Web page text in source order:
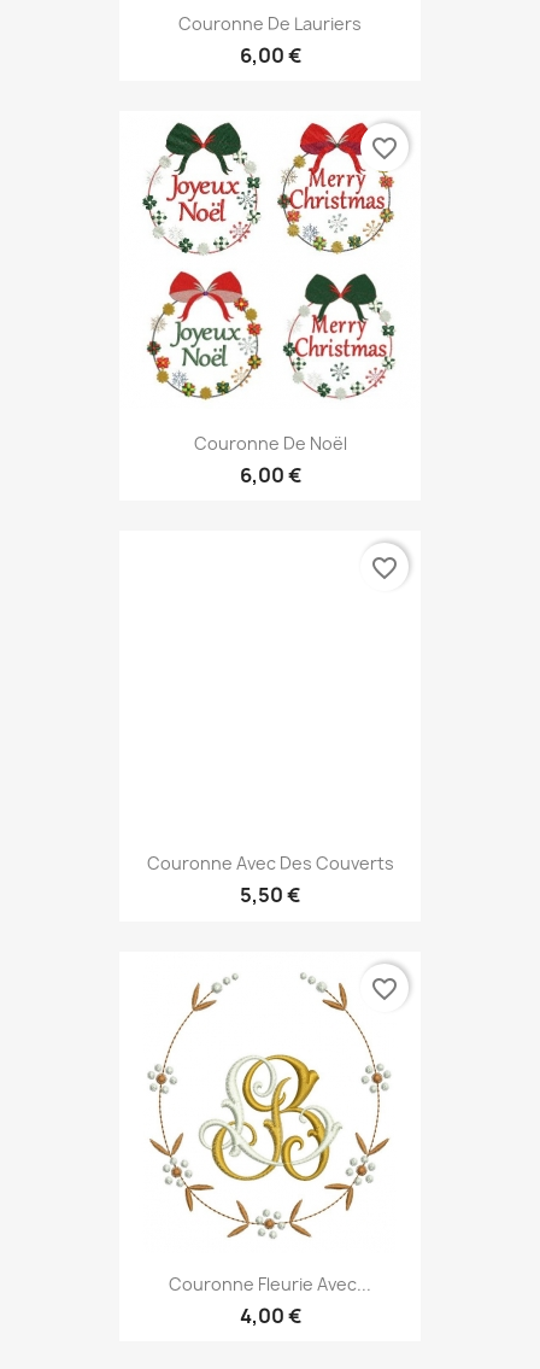
Couronne De Lauriers
6,00 €
Couronne De Noël
6,00 €
favorite_border
Couronne Avec Des Couverts
5,50 €
favorite_border
Couronne Fleurie Avec...
4,00 €
favorite_border